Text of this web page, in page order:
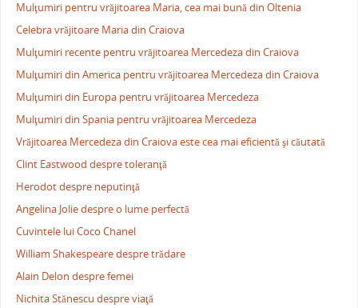
Mulţumiri pentru vrăjitoarea Maria, cea mai bună din Oltenia
Celebra vrăjitoare Maria din Craiova
Mulţumiri recente pentru vrăjitoarea Mercedeza din Craiova
Mulţumiri din America pentru vrăjitoarea Mercedeza din Craiova
Mulţumiri din Europa pentru vrăjitoarea Mercedeza
Mulţumiri din Spania pentru vrăjitoarea Mercedeza
Vrăjitoarea Mercedeza din Craiova este cea mai eficientă şi căutată
Clint Eastwood despre toleranţă
Herodot despre neputinţă
Angelina Jolie despre o lume perfectă
Cuvintele lui Coco Chanel
William Shakespeare despre trădare
Alain Delon despre femei
Nichita Stănescu despre viaţă